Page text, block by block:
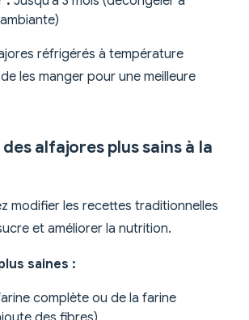
réfrigérés à température
les manger pour une meilleure
alfajores plus sains à la
modifier les recettes traditionnelles
et améliorer la nutrition.
saines :
complète ou de la farine